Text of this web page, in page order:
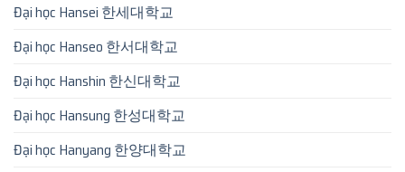
Đại học Hansei 한세대학교
Đại học Hanseo 한서대학교
Đại học Hanshin 한신대학교
Đại học Hansung 한성대학교
Đại học Hanyang 한양대학교